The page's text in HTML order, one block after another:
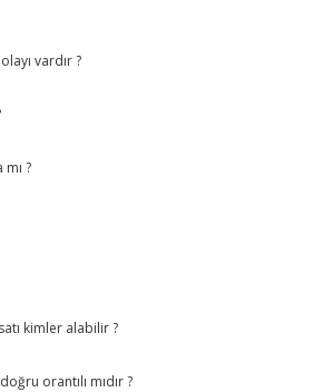
vardır ?
?
kimler alabilir ?
orantılı mıdır ?